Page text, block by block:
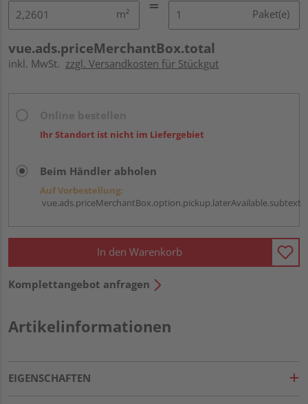
m² Paket(e)
vue.ads.priceMerchantBox.total
inkl. MwSt. zzgl. Versandkosten für Stückgut
Ihr Standort ist nicht im Liefergebiet
Beim Händler abholen
Auf Vorbestellung:
vue.ads.priceMerchantBox.option.pickup.laterAvailable.subtext
In den Warenkorb
Komplettangebot anfragen
Artikelinformationen
EIGENSCHAFTEN